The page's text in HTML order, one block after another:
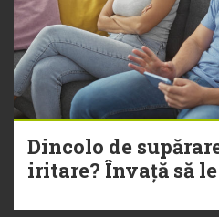
Dincolo de
iritare? Învață să